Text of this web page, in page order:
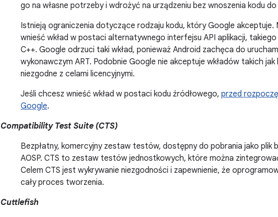
go na własne potrzeby i wdrożyć na urządzeniu bez wnoszenia kodu
Istnieją ograniczenia dotyczące rodzaju kodu, który Google akceptuje.
wnieść wkład w postaci alternatywnego interfejsu API aplikacji,
C++. Google odrzuci taki wkład, ponieważ Android zachęca do
wykonawczym ART. Podobnie Google nie akceptuje wkładów takich
niezgodne z celami licencyjnymi.
Jeśli chcesz wnieść wkład w postaci kodu źródłowego, przed
Google.
Compatibility Test Suite (CTS)
Bezpłatny, komercyjny zestaw testów, dostępny do pobrania jako plik
AOSP. CTS to zestaw testów jednostkowych, które można
Celem CTS jest wykrywanie niezgodności i zapewnienie, że
cały proces tworzenia.
Cuttlefish